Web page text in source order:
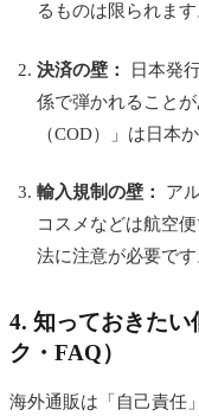
るものは限られます
決済の壁：
日本発
係で弾かれること
（COD）」は日本
輸入規制の壁：
ア
コスメなどは航空
法に注意が必要です
4. 知っておきた
ク・FAQ）
海外通販は「自己責任